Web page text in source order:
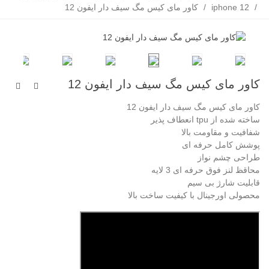
/
12 iphone
/ کاور مای کیس مگ سیف دار ایفون 12
کاور مای کیس مگ سیف دار ایفون 12
کاور مای کیس مگ سیف دار ایفون 12
ساخته شده از tpu انعطاف پذیر
شفافیت و مقاومت بالا
پوشش کامل حرفه ای
طراحی چشم نواز
محاقظ لنز فوق حرفه ای 3 لایه
قابلیت شارژ بی سیم
محصولی اورجینال با کیفیت ساخت بالا